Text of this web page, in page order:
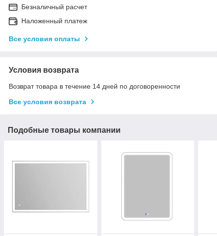
Безналичный расчет
Наложенный платеж
Все условия оплаты
Условия возврата
Возврат товара в течение 14 дней по договоренности
Все условия возврата
Подобные товары компании